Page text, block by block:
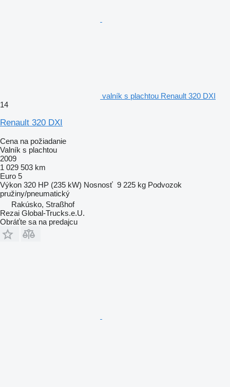
valník s plachtou Renault 320 DXI
14
Renault 320 DXI
Cena na požiadanie
Valník s plachtou
2009
1 029 503 km
Euro 5
Výkon 320 HP (235 kW) Nosnosť 9 225 kg Podvozok
pružiny/pneumatický
Rakúsko, Straßhof
Rezai Global-Trucks.e.U.
Obráťte sa na predajcu